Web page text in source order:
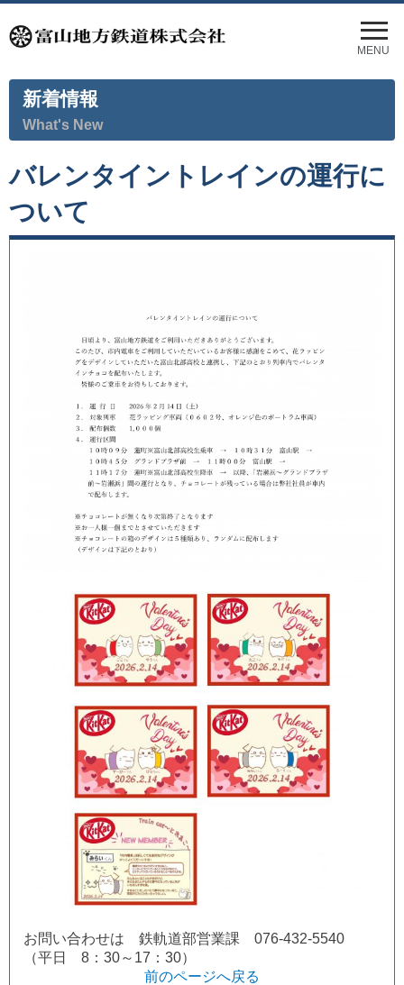
メ
ニ
ュ
ー
MENU
新着情報
What's New
バレンタイントレインの運行に
ついて
お問い合わせは 鉄軌道部営業課 076-432-5540
（平日 8：30～17：30）
前のページへ戻る